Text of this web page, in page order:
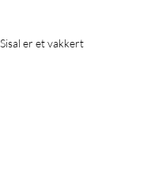
er et vakkert